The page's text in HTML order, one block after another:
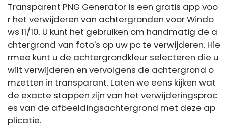
Transparent PNG Generator is een gratis app voo
r het verwijderen van achtergronden voor Windo
ws 11/10. U kunt het gebruiken om handmatig de a
chtergrond van foto's op uw pc te verwijderen. Hie
rmee kunt u de achtergrondkleur selecteren die u
wilt verwijderen en vervolgens de achtergrond o
mzetten in transparant. Laten we eens kijken wat
de exacte stappen zijn van het verwijderingsproc
es van de afbeeldingsachtergrond met deze ap
plicatie.